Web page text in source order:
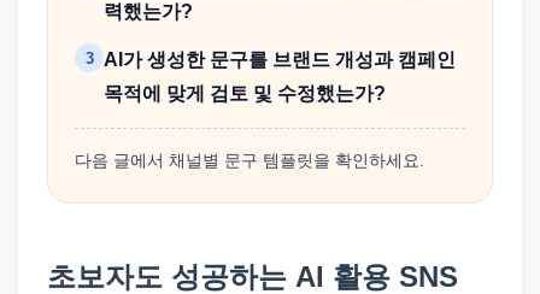
력했는가?
3 AI가 생성한 문구를 브랜드 개성과 캠페인
목적에 맞게 검토 및 수정했는가?
다음 글에서 채널별 문구 템플릿을 확인하세요.
초보자도 성공하는 AI 활용 SNS